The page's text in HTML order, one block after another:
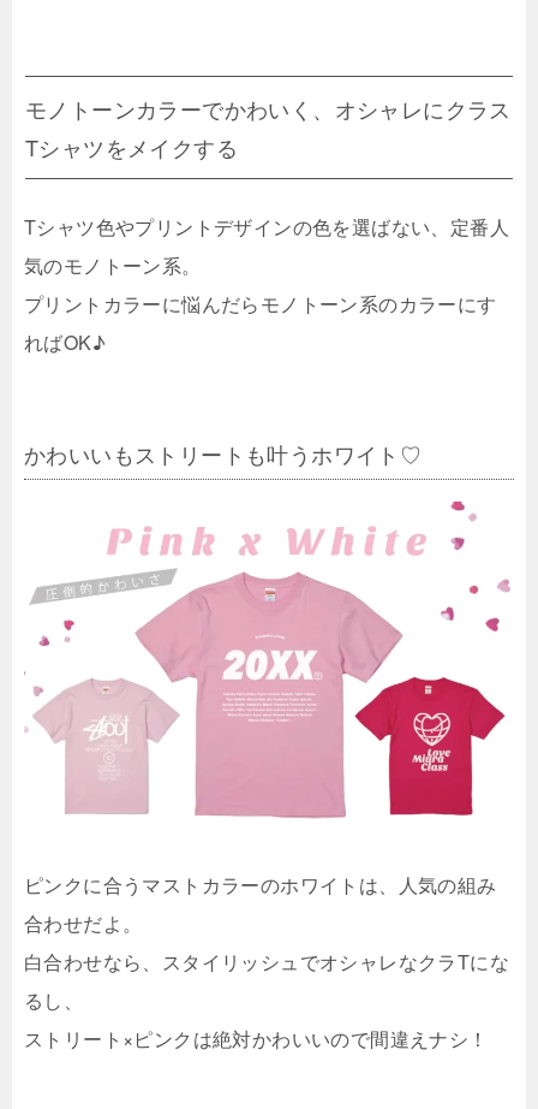
モノトーンカラーでかわいく、オシャレにクラス
Tシャツをメイクする
Tシャツ色やプリントデザインの色を選ばない、定番人
気のモノトーン系。
プリントカラーに悩んだらモノトーン系のカラーにす
ればOK♪
かわいいもストリートも叶うホワイト♡
ピンクに合うマストカラーのホワイトは、人気の組み
合わせだよ。
白合わせなら、スタイリッシュでオシャレなクラTにな
るし、
ストリート×ピンクは絶対かわいいので間違えナシ！